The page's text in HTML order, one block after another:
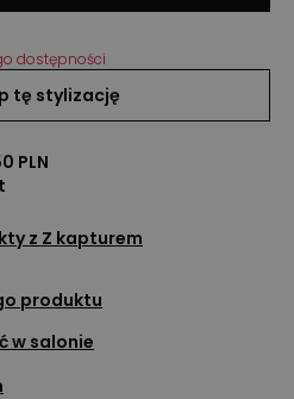
dostępności
tę stylizację
PLN
z Z kapturem
produktu
w salonie